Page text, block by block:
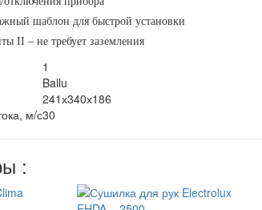
шаблон для быстрой установки
II – не требует заземления
1
Ballu
241х340х186
м/с30
: